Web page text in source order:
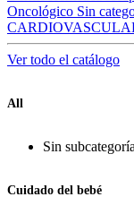
Oncológico Sin
Ver todo el catálogo
All
Sin
Cuidado del bebé